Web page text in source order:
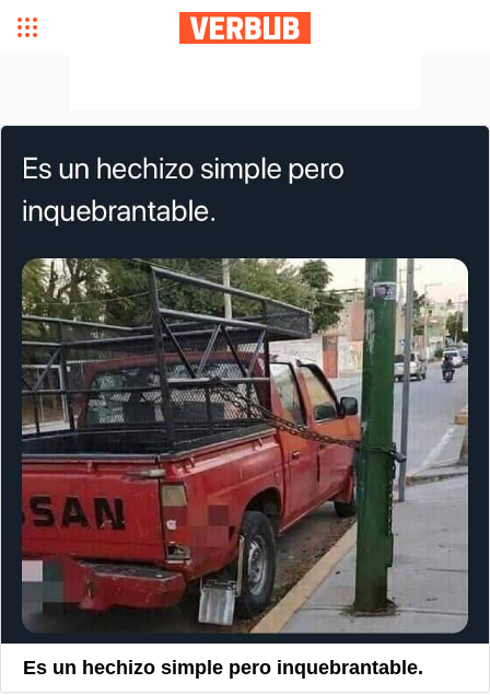
Es un hechizo simple pero inquebrantable.